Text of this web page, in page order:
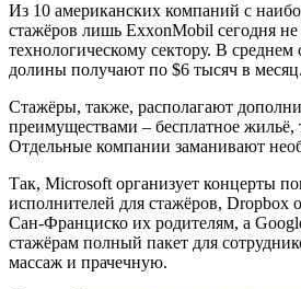
Из 10 американских компаний с
стажёров лишь ExxonMobil сегодня не
технологическому сектору. В
долины получают по $6 тысяч в месяц.
Стажёры, также, располагают
преимуществами – бесплатное жильё,
Отдельные компании заманивают
Так, Microsoft организует концерты
исполнителей для стажёров, Dropbox
Сан-Франциско их родителям, а
стажёрам полный пакет для
массаж и прачечную.